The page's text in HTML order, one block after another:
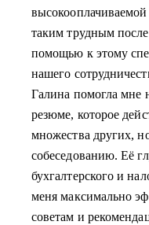
высокооплачиваемой
таким трудным после
помощью к этому
нашего
Галина помогла мне
резюме, которое
множества других,
собеседованию. Её
бухгалтерского и
меня максимально
советам и